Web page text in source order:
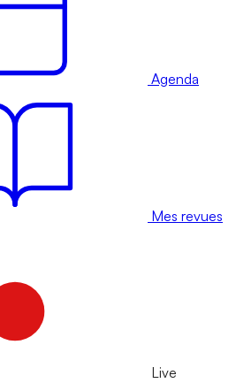
Agenda
Mes revues
Live